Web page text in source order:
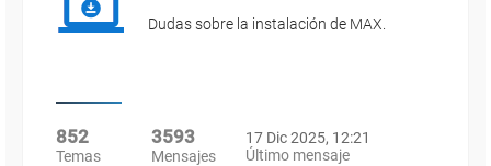
Dudas sobre la instalación de MAX.
852
Temas
3593
Mensajes
17 Dic 2025, 12:21
Último mensaje